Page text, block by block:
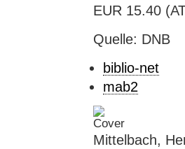
EUR 15.40
Quelle: DNB
biblio-net
mab2
Mittelbach,